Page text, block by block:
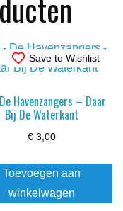
Save to Wishlist
Havenzangers – Daar
Bij De Waterkant
€3,00
Toevoegen aan
winkelwagen